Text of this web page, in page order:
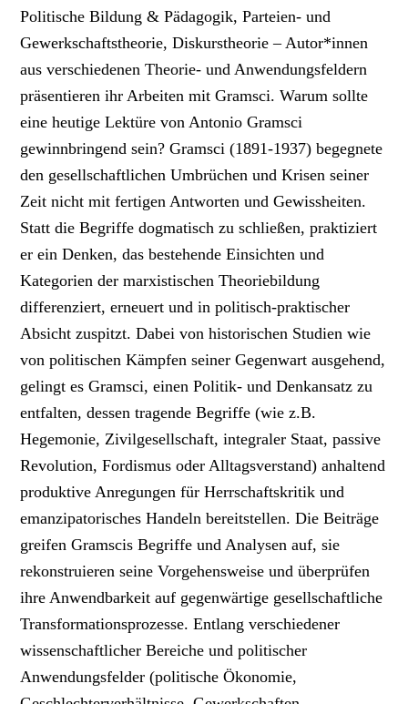
Politische Bildung & Pädagogik, Parteien- und
Gewerkschaftstheorie, Diskurstheorie – Autor*innen
aus verschiedenen Theorie- und Anwendungsfeldern
präsentieren ihr Arbeiten mit Gramsci. Warum sollte
eine heutige Lektüre von Antonio Gramsci
gewinnbringend sein? Gramsci (1891-1937) begegnete
den gesellschaftlichen Umbrüchen und Krisen seiner
Zeit nicht mit fertigen Antworten und Gewissheiten.
Statt die Begriffe dogmatisch zu schließen, praktiziert
er ein Denken, das bestehende Einsichten und
Kategorien der marxistischen Theoriebildung
differenziert, erneuert und in politisch-praktischer
Absicht zuspitzt. Dabei von historischen Studien wie
von politischen Kämpfen seiner Gegenwart ausgehend,
gelingt es Gramsci, einen Politik- und Denkansatz zu
entfalten, dessen tragende Begriffe (wie z.B.
Hegemonie, Zivilgesellschaft, integraler Staat, passive
Revolution, Fordismus oder Alltagsverstand) anhaltend
produktive Anregungen für Herrschaftskritik und
emanzipatorisches Handeln bereitstellen. Die Beiträge
greifen Gramscis Begriffe und Analysen auf, sie
rekonstruieren seine Vorgehensweise und überprüfen
ihre Anwendbarkeit auf gegenwärtige gesellschaftliche
Transformationsprozesse. Entlang verschiedener
wissenschaftlicher Bereiche und politischer
Anwendungsfelder (politische Ökonomie,